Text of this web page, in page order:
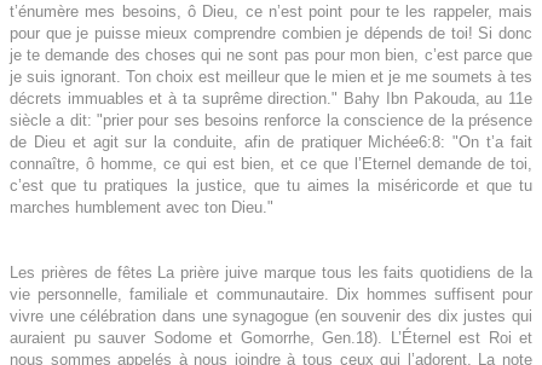
t’énumère mes besoins, ô Dieu, ce n’est point pour te les rappeler, mais
pour que je puisse mieux comprendre combien je dépends de toi! Si donc
je te demande des choses qui ne sont pas pour mon bien, c’est parce que
je suis ignorant. Ton choix est meilleur que le mien et je me soumets à tes
décrets immuables et à ta suprême direction." Bahy Ibn Pakouda, au 11e
siècle a dit: "prier pour ses besoins renforce la conscience de la présence
de Dieu et agit sur la conduite, afin de pratiquer Michée6:8: "On t’a fait
connaître, ô homme, ce qui est bien, et ce que l’Eternel demande de toi,
c’est que tu pratiques la justice, que tu aimes la miséricorde et que tu
marches humblement avec ton Dieu."
Les prières de fêtes La prière juive marque tous les faits quotidiens de la
vie personnelle, familiale et communautaire. Dix hommes suffisent pour
vivre une célébration dans une synagogue (en souvenir des dix justes qui
auraient pu sauver Sodome et Gomorrhe, Gen.18). L’Éternel est Roi et
nous sommes appelés à nous joindre à tous ceux qui l’adorent. La note